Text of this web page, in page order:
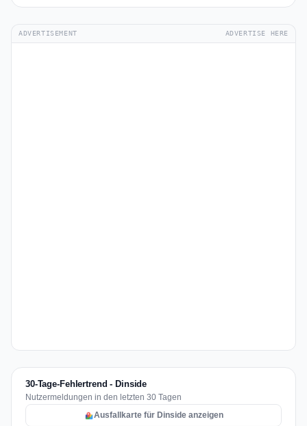
ADVERTISEMENT ADVERTISE HERE
30-Tage-Fehlertrend - Dinside
Nutzermeldungen in den letzten 30 Tagen
Ausfallkarte für Dinside anzeigen